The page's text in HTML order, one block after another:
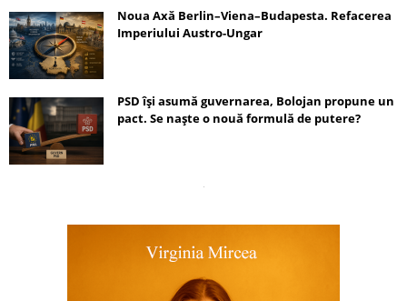
Noua Axă Berlin–Viena–Budapesta. Refacerea
Imperiului Austro-Ungar
PSD își asumă guvernarea, Bolojan propune un
pact. Se naște o nouă formulă de putere?